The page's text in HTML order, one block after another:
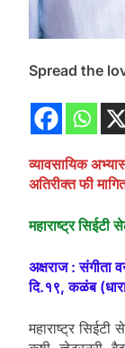
Spread the
व्यावसायिक
अतिरीक्त फी
महाराष्ट्र
अक्षराज : संगीता
दि.१९, कळंब
महाराष्ट्र सिईटी